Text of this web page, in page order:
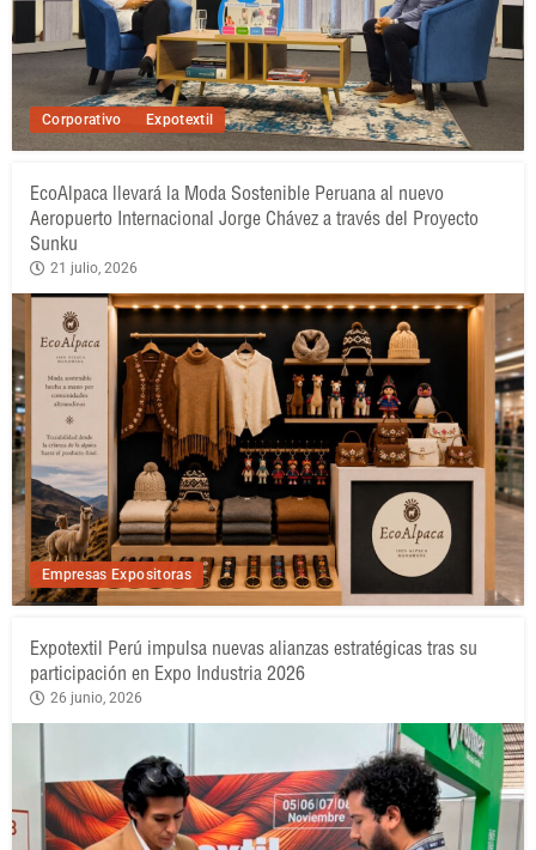
Corporativo Expotextil
Empresas Expositoras
EcoAlpaca llevará la Moda Sostenible Peruana al nuevo
Aeropuerto Internacional Jorge Chávez a través del Proyecto
Sunku
21 julio, 2026
Expotextil Perú impulsa nuevas alianzas estratégicas tras su
participación en Expo Industria 2026
26 junio, 2026